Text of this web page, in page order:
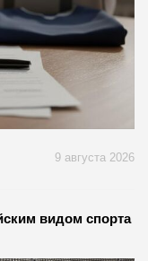
9 августа 2026
видом спорта